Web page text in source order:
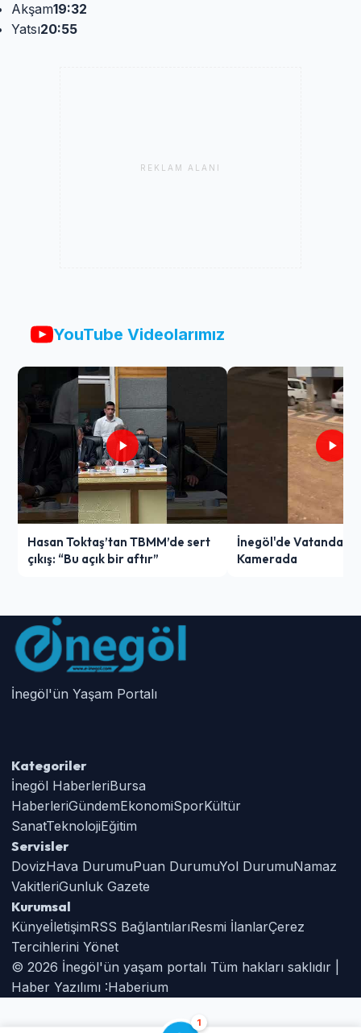
1
Akşam19:32
Yatsı20:55
REKLAM ALANI
YouTube Videolarımız
Hasan Toktaş’tan TBMM’de sert
çıkış: “Bu açık bir aftır”
İnegöl'de
Kamerada
İnegöl'ün Yaşam Portalı
Kategoriler
İnegöl HaberleriBursa
HaberleriGündemEkonomiSporKültür
SanatTeknolojiEğitim
Servisler
DovizHava DurumuPuan DurumuYol DurumuNamaz
VakitleriGunluk Gazete
Kurumsal
KünyeİletişimRSS BağlantılarıResmi İlanlarÇerez
Tercihlerini Yönet
© 2026 İnegöl'ün yaşam portalı Tüm hakları saklıdır |
Haber Yazılımı :Haberium